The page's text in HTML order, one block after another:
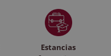
Estancias